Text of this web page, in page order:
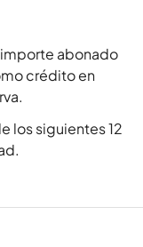
abonado
crédito en
los siguientes 12